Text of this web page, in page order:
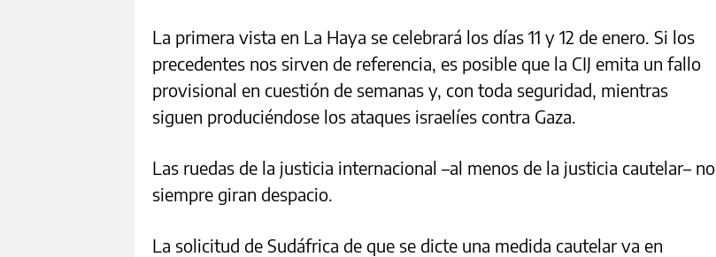
La primera vista en La Haya se celebrará los días 11 y 12 de enero. Si los
precedentes nos sirven de referencia, es posible que la CIJ emita un fallo
provisional en cuestión de semanas y, con toda seguridad, mientras
siguen produciéndose los ataques israelíes contra Gaza.
Las ruedas de la justicia internacional –al menos de la justicia cautelar– no
siempre giran despacio.
La solicitud de Sudáfrica de que se dicte una medida cautelar va en